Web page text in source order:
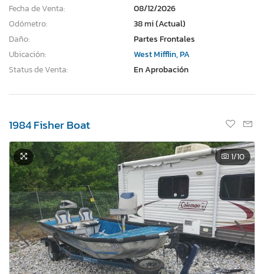
Fecha de Venta:
08/12/2026
Odómetro:
38 mi (Actual)
Daño:
Partes Frontales
Ubicación:
West Mifflin, PA
Status de Venta:
En Aprobación
1984 Fisher Boat
1/10